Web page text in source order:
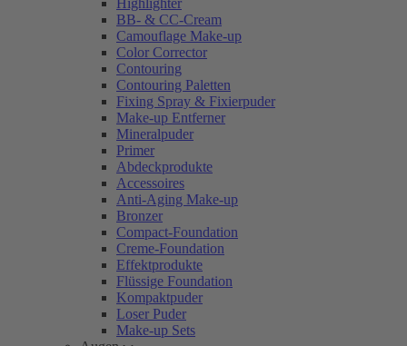
Highlighter
BB- & CC-Cream
Camouflage Make-up
Color Corrector
Contouring
Contouring Paletten
Fixing Spray & Fixierpuder
Make-up Entferner
Mineralpuder
Primer
Abdeckprodukte
Accessoires
Anti-Aging Make-up
Bronzer
Compact-Foundation
Creme-Foundation
Effektprodukte
Flüssige Foundation
Kompaktpuder
Loser Puder
Make-up Sets